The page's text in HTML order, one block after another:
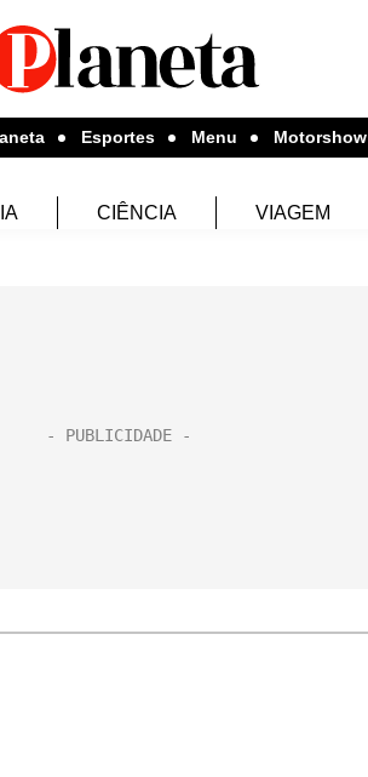
Esportes Menu Motorshow
CIÊNCIA VIAGEM